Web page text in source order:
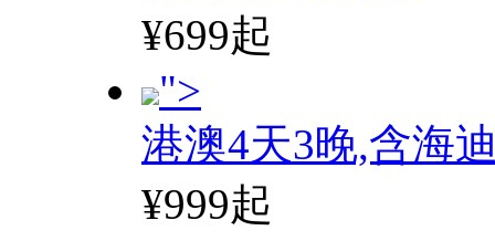
¥699起
">
港澳4天3晚,含海
¥999起